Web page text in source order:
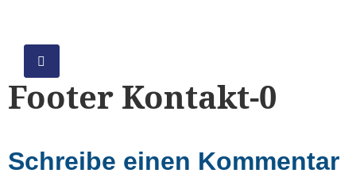
Footer Kontakt-0
Schreibe einen Kommentar